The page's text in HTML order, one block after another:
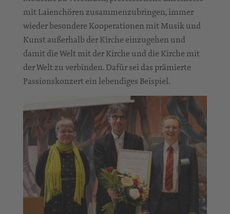
mit Laienchören zusammenzubringen, immer
wieder besondere Kooperationen mit Musik und
Kunst außerhalb der Kirche einzugehen und
damit die Welt mit der Kirche und die Kirche mit
der Welt zu verbinden. Dafür sei das prämierte
Passionskonzert ein lebendiges Beispiel.